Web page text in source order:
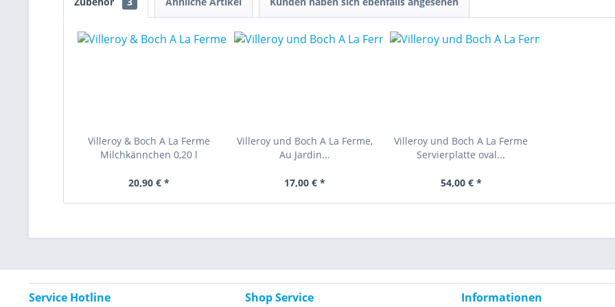
Villeroy & Boch A La Ferme
Milchkännchen 0,20 l
20,90 € *
Villeroy und Boch A La Ferme,
Au Jardin...
17,00 € *
Villeroy und Boch A La Ferme
Servierplatte oval...
54,00 € *
Service Hotline Shop Service Informationen